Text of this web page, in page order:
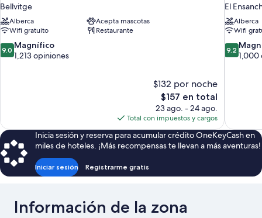
Bellvitge
Alberca
Acepta mascotas
Wifi gratuito
Restaurante
9.0
de
9.0 Magnífico
1,213 opiniones
$132 por noche
El
precio
actual
es
de
$157
$157 en total
23 ago. - 24 ago.
Total con impuestos y cargos
El
Alberca
Wifi
9.2
de
9.2
1,000
Inicia sesión y reserva para acumular crédito OneKeyCash en
miles de hoteles. ¡Más recompensas te llevan a más aventuras!
Iniciar sesión Registrarme gratis
Información de la zona